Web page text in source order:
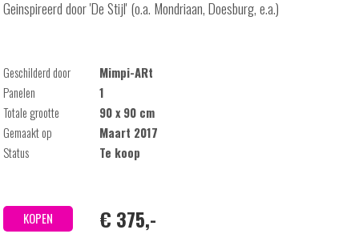
Geinspireerd door 'De Stijl' (o.a. Mondriaan, Doesburg, e.a.)
Geschilderd door
Mimpi-ARt
Panelen
1
Totale grootte
90 x 90 cm
Gemaakt op
Maart 2017
Status
Te koop
KOPEN € 375,-